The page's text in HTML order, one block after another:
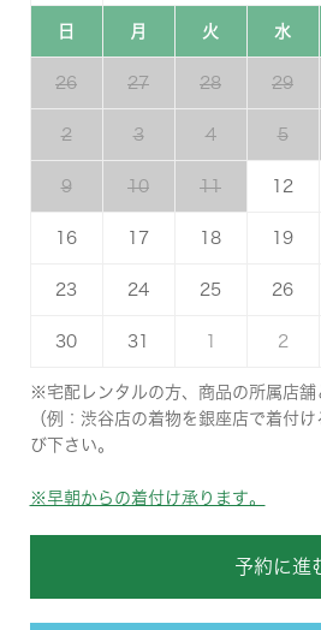
日 月 火 水
26 27 28 29
2 3 4 5
9 10 11 12
16 17 18 19
23 24 25 26
30 31 2
※宅配レンタルの方、商品の所属店
（例：渋谷店の着物を銀座店で着付
び下さい。
※早朝からの着付け承ります。
予約に進